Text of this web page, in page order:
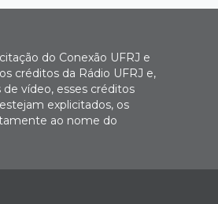
do Conexão UFRJ e
créditos da Rádio UFRJ e,
vídeo, esses créditos
explicitados, os
ao nome do